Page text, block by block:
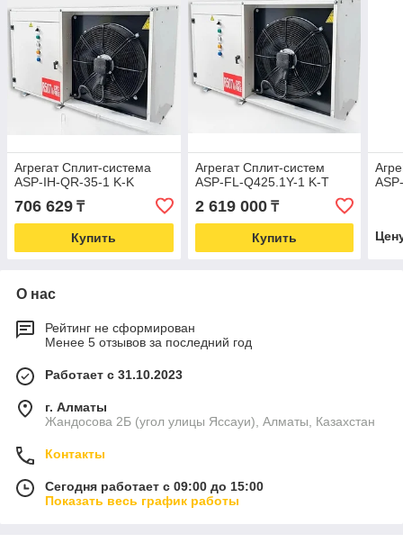
Агрегат Сплит-система
ASP-IH-QR-35-1 K-K
706 629 ₸
Купить
Агрегат Сплит-систем
ASP-FL-Q425.1Y-1 K-T
2 619 000₸
Купить
О нас
Рейтинг не сформирован
Менее 5 отзывов за последний год
Работает с 31.10.2023
г. Алматы
Жандосова 2Б (угол улицы Яссауи), Алматы, Казахстан
Контакты
Сегодня работает с 09:00 до 15:00
Показать весь график работы